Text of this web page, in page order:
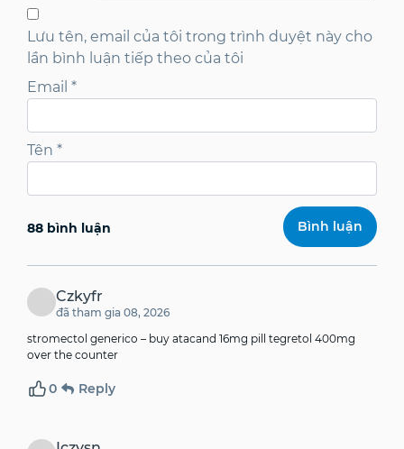
Lưu tên, email của tôi trong trình duyệt này cho
lần bình luận tiếp theo của tôi
Email *
Tên *
88 bình luận
Czkyfr
đã tham gia 08, 2026
stromectol generico – buy atacand 16mg pill
tegretol 400mg
over the counter
0 Reply